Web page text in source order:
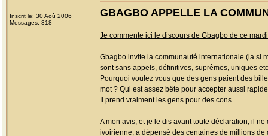
Inscrit le: 30 Aoû 2006
Messages: 318
GBAGBO APPELLE LA
Je commente ici le discours de Gbagbo de ce
Gbagbo invite la communauté internationale (la si
sont sans appels, définitives, suprêmes, uniques
Pourquoi voulez vous que des gens paient des
mot ? Qui est assez bête pour accepter aussi
Il prend vraiment les gens pour des cons.
A mon avis, et je le dis avant toute déclaration, il
ivoirienne, a dépensé des centaines de millions de